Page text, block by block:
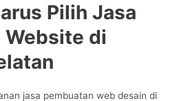
Pilih Jasa
Website di
jasa pembuatan web desain di